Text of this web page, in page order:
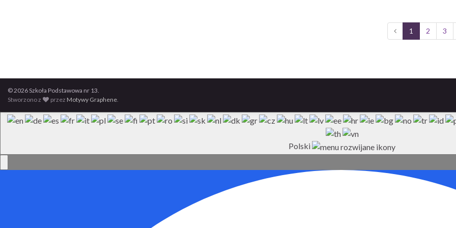
1 2 3
© 2026 Szkoła Podstawowa nr 13.
Stworzono z
przez Motywy Graphene.
Polski